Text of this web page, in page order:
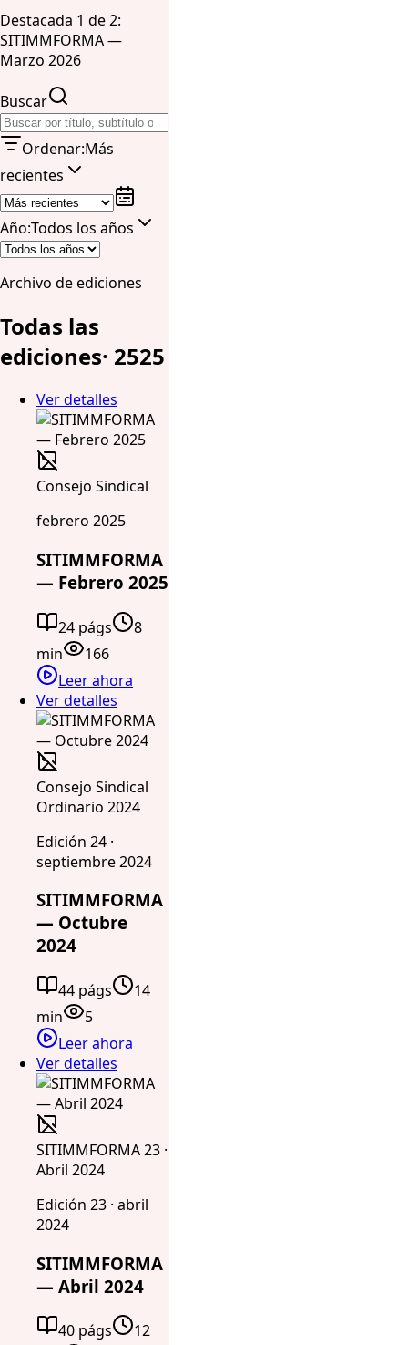
Destacada 1 de 2:
SITIMMFORMA —
Marzo 2026
Buscar
Ordenar:Más
recientes
Año:Todos los años
Archivo de ediciones
Todas las
ediciones· 2525
Ver detalles
Consejo Sindical
febrero 2025
SITIMMFORMA
— Febrero 2025
24 págs
8
min
166
Leer ahora
Ver detalles
Consejo Sindical
Ordinario 2024
Edición 24 ·
septiembre 2024
SITIMMFORMA
— Octubre
2024
44 págs
14
min
5
Leer ahora
Ver detalles
SITIMMFORMA 23 ·
Abril 2024
Edición 23 · abril
2024
SITIMMFORMA
— Abril 2024
40 págs 12